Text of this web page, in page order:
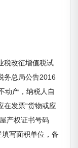
改征增值税试
务总局公告2016
动产，纳税人自
在发票“货物或应
产权证书号码
填写面积单位，备